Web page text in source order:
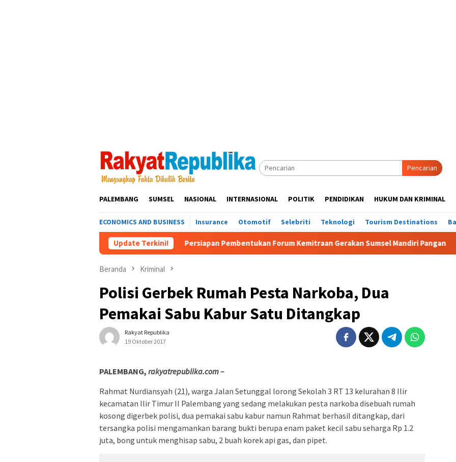
Pencarian
PALEMBANG SUMSEL NASIONAL INTERNASIONAL POLITIK PENDIDIKAN HUKUM DAN KRIMINAL
ECONOMICS AND BUSINESS Insurance Otomotif Selebriti Teknologi Tourism Destinations
Update Terkini!
Persiapan Pembentukan Forum Kemitraan Gerakan Sumsel Mandiri Pangan Heboh!
Beranda Kriminal
Polisi Gerbek Rumah Pesta Narkoba, Dua
Pemakai Sabu Kabur Satu Ditangkap
Rakyat Republika
19 Oktober 2017
PALEMBANG, rakyatrepublika.com –
Rahmat Nurdiansyah (21), warga Jalan Setunggal lorong Sekolah 3 RT 13 kelurahan 8 Ilir
kecamatan Ilir Timur II Palembang yang sedang melakukan pesta narkoba disebuah rumah
kosong digerbek polisi, dua pemakai sabu kabur namun Rahmat berhasil ditangkap, dari
tersangka polisi mengamankan barang bukti berupa enam paket kecil sabu seharga Rp 1.2
juta, bong untuk menghisap sabu, 2 buah korek api gas, dan pipet.